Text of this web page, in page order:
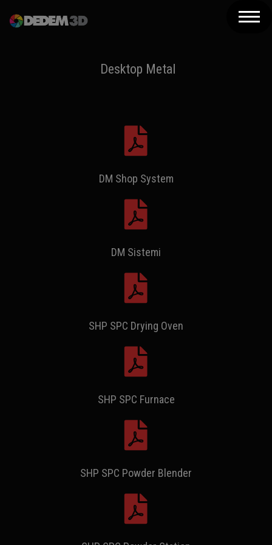
Desktop Metal
DM Shop System
DM Sistemi
SHP SPC Drying Oven
SHP SPC Furnace
SHP SPC Powder Blender